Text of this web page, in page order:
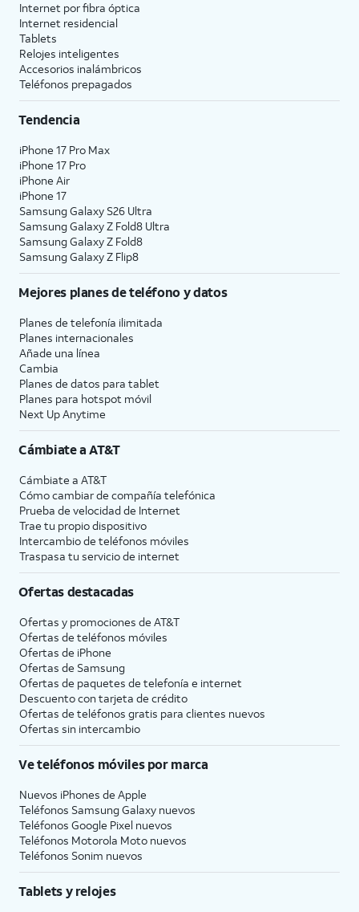
Internet por fibra óptica
Internet residencial
Tablets
Relojes inteligentes
Accesorios inalámbricos
Teléfonos prepagados
Tendencia
iPhone 17 Pro Max
iPhone 17 Pro
iPhone Air
iPhone 17
Samsung Galaxy S26 Ultra
Samsung Galaxy Z Fold8 Ultra
Samsung Galaxy Z Fold8
Samsung Galaxy Z Flip8
Mejores planes de teléfono y datos
Planes de telefonía ilimitada
Planes internacionales
Añade una línea
Cambia
Planes de datos para tablet
Planes para hotspot móvil
Next Up Anytime
Cámbiate aAT&T
Cámbiate a AT&T
Cómo cambiar de compañía telefónica
Prueba de velocidad de Internet
Trae tu propio dispositivo
Intercambio de teléfonos móviles
Traspasa tu servicio de internet
Ofertas destacadas
Ofertas y promociones de AT&T
Ofertas de teléfonos móviles
Ofertas de iPhone
Ofertas de Samsung
Ofertas de paquetes de telefonía e internet
Descuento con tarjeta de crédito
Ofertas de teléfonos gratis para clientes nuevos
Ofertas sin intercambio
Ve teléfonos móviles por marca
Nuevos iPhones de Apple
Teléfonos Samsung Galaxy nuevos
Teléfonos Google Pixel nuevos
Teléfonos Motorola Moto nuevos
Teléfonos Sonim nuevos
Tablets y relojes